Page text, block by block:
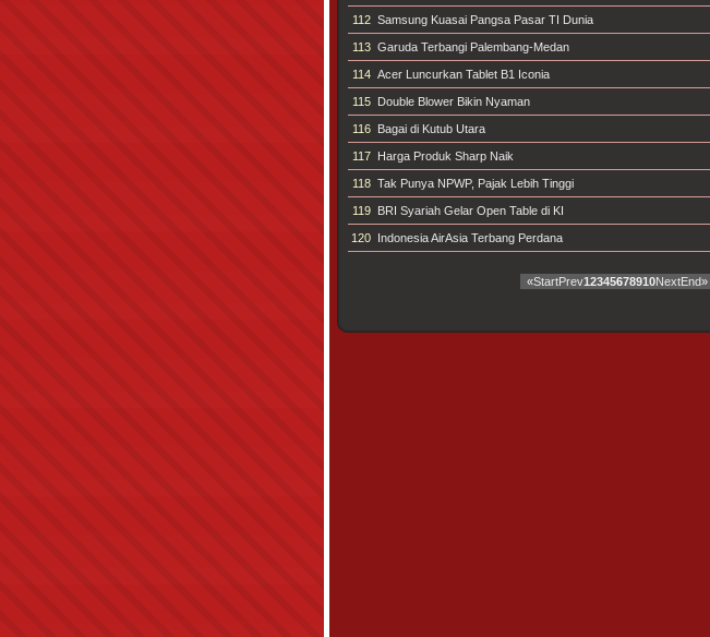
112 Samsung Kuasai Pangsa Pasar TI Dunia
113 Garuda Terbangi Palembang-Medan
114 Acer Luncurkan Tablet B1 Iconia
115 Double Blower Bikin Nyaman
116 Bagai di Kutub Utara
117 Harga Produk Sharp Naik
118 Tak Punya NPWP, Pajak Lebih Tinggi
119 BRI Syariah Gelar Open Table di KI
120 Indonesia AirAsia Terbang Perdana
«StartPrev12345678910NextEnd»